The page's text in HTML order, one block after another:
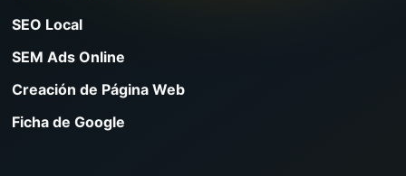
SEO Local
SEM Ads Online
Creación de Página Web
Ficha de Google